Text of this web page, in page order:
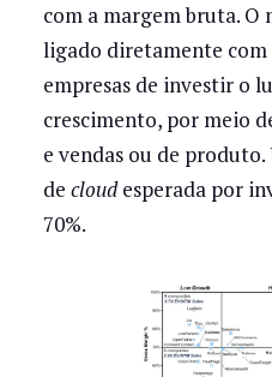
com a margem bruta.
ligado diretamente
empresas de investir o
crescimento, por meio
e vendas ou de
de cloudesperada por
70%.